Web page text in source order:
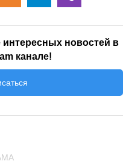
новостей в
канале!